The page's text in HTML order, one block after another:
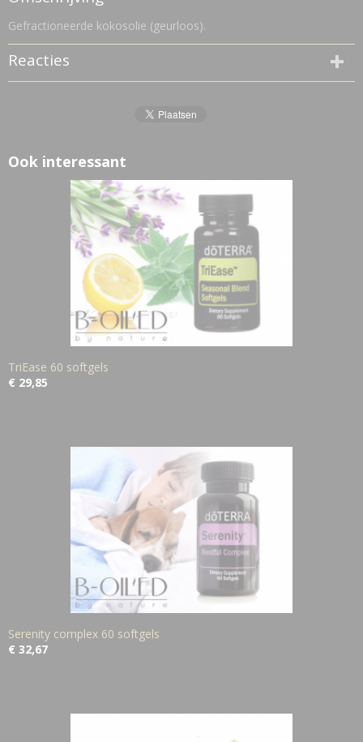
0,50 Kg
Gefractioneerde kokosolie (geurloos).
Reacties
Ook interessant
TriEase 60 softgels
€ 29,85
Serenity complex 60 softgels
€ 32,67